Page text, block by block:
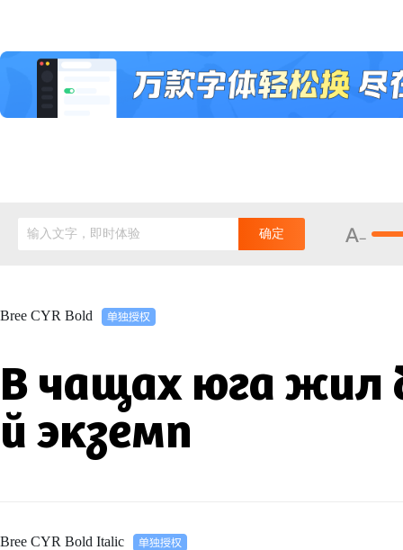
输入文字，即时体验 确定
Bree CYR Bold
В чащах юга жил
й экземп
Bree CYR Bold Italic